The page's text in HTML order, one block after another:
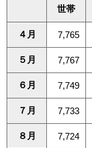
世帯
４月 7,765
５月 7,767
６月 7,749
７月 7,733
８月 7,724